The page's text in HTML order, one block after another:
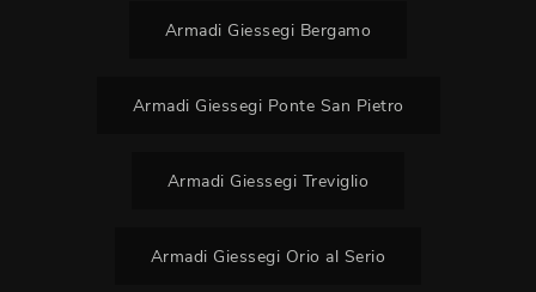
Armadi Giessegi Bergamo
Armadi Giessegi Ponte San Pietro
Armadi Giessegi Treviglio
Armadi Giessegi Orio al Serio